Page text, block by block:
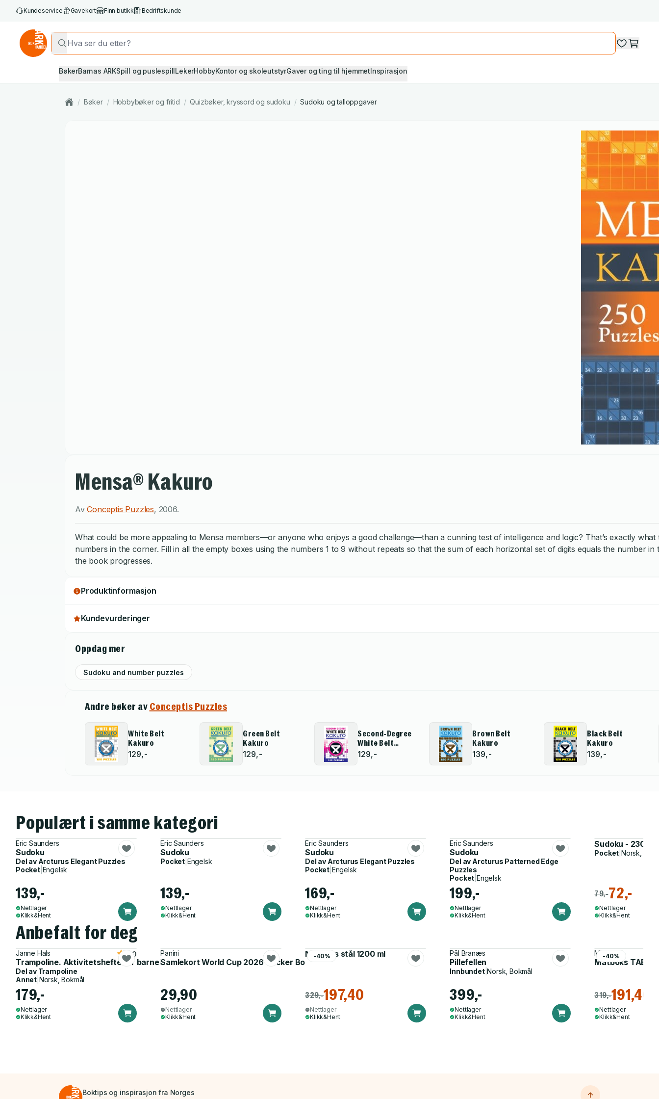
Kundeservice Gavekort Finn butikk Bedriftskunde
BøkerBarnas ARKSpill og puslespillLekerHobbyKontor og skoleutstyrGaver og ting til hjemmetInspirasjon
/ Bøker / Hobbybøker og fritid / Quizbøker, kryssord og sudoku / Sudoku og talloppgaver
Mensa® Kakuro
AvConceptis Puzzles, 2006.
What could be more appealing to Mensa members—or anyone who enjoys a good challenge—than a cunning test of intelligence and logic? That’s exactly
numbers in the corner. Fill in all the empty boxes using the numbers 1 to 9 without repeats so that the sum of each horizontal set of digits equals the
the book progresses.
Produktinformasjon
Kundevurderinger
Oppdag mer
Sudoku and number puzzles
Andre bøker av Conceptis Puzzles
White Belt
Kakuro
129,-
Green Belt
Kakuro
129,-
Second-Degree
White Belt
Kakuro
129,-
Brown Belt
Kakuro
139,-
Black Belt
Kakuro
139,-
Populært i samme kategori
Eric Saunders
Sudoku
Del av Arcturus Elegant Puzzles
Pocket| Engelsk
139,-
Nettlager
Klikk&Hent
Eric Saunders
Sudoku
Pocket| Engelsk
139,-
Nettlager
Klikk&Hent
Eric Saunders
Sudoku
Del av Arcturus Elegant Puzzles
Pocket Engelsk
169,-
Nettlager
Klikk&Hent
Eric Saunders
Sudoku
Del av Arcturus Patterned Edge
Puzzles
Pocket Engelsk
199,-
Nettlager
Klikk&Hent
Sudoku - 230
Pocket |Norsk,
79,-72,-
Nettlager
Klikk&Hent
Anbefalt for deg
Janne Hals
Trampoline. Aktivitetshefte for barnehagen
5.0
Del av Trampoline
Annet Norsk, Bokmål
179,-
Nettlager
Klikk&Hent
Panini
Samlekort World Cup 2026 Sticker Booster
29,90
Nettlager
Klikk&Hent
-40%
Matboks stål 1200 ml
329,-197,40
Nettlager
Klikk&Hent
Pål Branæs
Pillefellen
Innbundet|Norsk, Bokmål
399,-
Nettlager
Klikk&Hent
-40%
Mepal
Matboks TAB
319,-191,40
Nettlager
Klikk&Hent
Boktips og inspirasjon fra Norges